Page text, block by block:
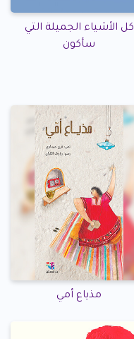
كل الأشياء الجميلة التي
سأكون
مذياع أمي